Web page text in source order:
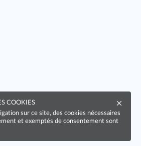
COOKIES
sur ce site, des cookies nécessaires
et exemptés de consentement sont